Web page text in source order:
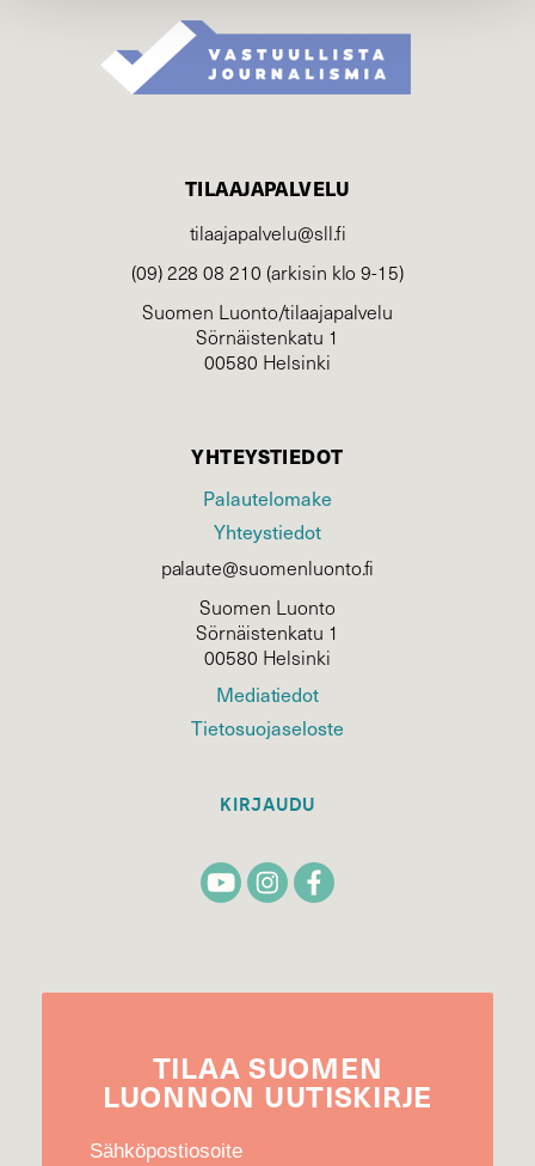
TILAAJAPALVELU
tilaajapalvelu@sll.fi
(09) 228 08 210 (arkisin klo 9-15)
Suomen Luonto/tilaajapalvelu
Sörnäistenkatu 1
00580 Helsinki
YHTEYSTIEDOT
Palautelomake
Yhteystiedot
palaute@suomenluonto.fi
Suomen Luonto
Sörnäistenkatu 1
00580 Helsinki
Mediatiedot
Tietosuojaseloste
KIRJAUDU
TILAA SUOMEN
LUONNON UUTIS­KIRJE
Sähköpostiosoite